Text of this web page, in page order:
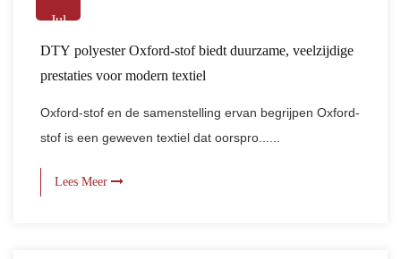
Jul
DTY polyester Oxford-stof biedt duurzame, veelzijdige
prestaties voor modern textiel
Oxford-stof en de samenstelling ervan begrijpen Oxford-
stof is een geweven textiel dat oorspro......
Lees Meer